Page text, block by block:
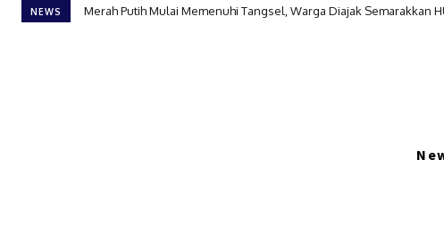
NEWS Merah Putih Mulai Memenuhi Tangsel, Warga Diajak Semarakkan